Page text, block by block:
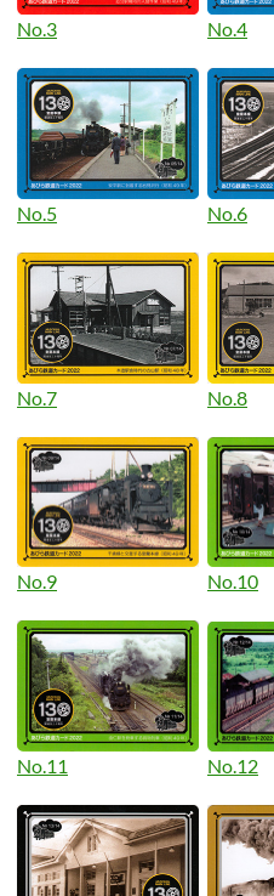
No.3 No.4
No.5 No.6
No.7 No.8
No.9 No.10
No.11 No.12